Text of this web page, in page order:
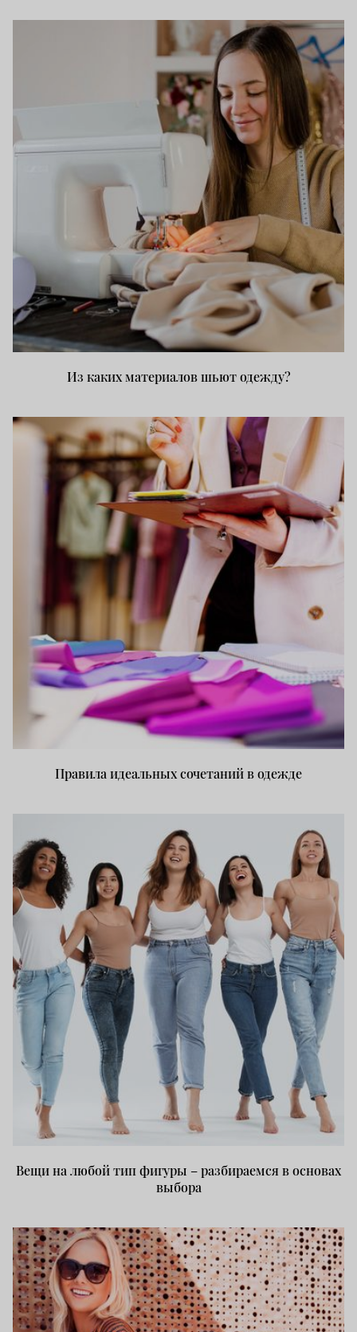
Из каких материалов шьют одежду?
Правила идеальных сочетаний в одежде
Вещи на любой тип фигуры – разбираемся в основах
выбора